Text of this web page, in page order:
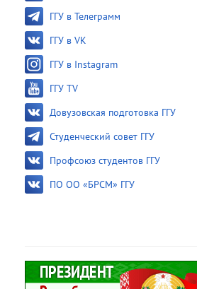
ГГУ в Телеграмм
ГГУ в VK
ГГУ в Instagram
ГГУ TV
Довузовская подготовка ГГУ
Студенческий совет ГГУ
Профсоюз студентов ГГУ
ПО ОО «БРСМ» ГГУ